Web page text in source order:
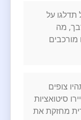
תדלגו על
מה
צופים
סיטואציות
מחזקת את